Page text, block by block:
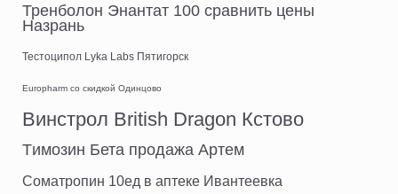
Тренболон Энантат 100 сравнить цены
Назрань
Тестоципол Lyka Labs Пятигорск
Europharm со скидкой Одинцово
Винстрол British Dragon Кстово
Tимозин Бета продажа Артем
Cоматропин 10ед в аптеке Ивантеевка